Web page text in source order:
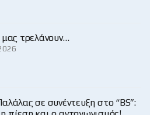
μας τρελάνουν…
σε συνέντευξη στο “BS”: